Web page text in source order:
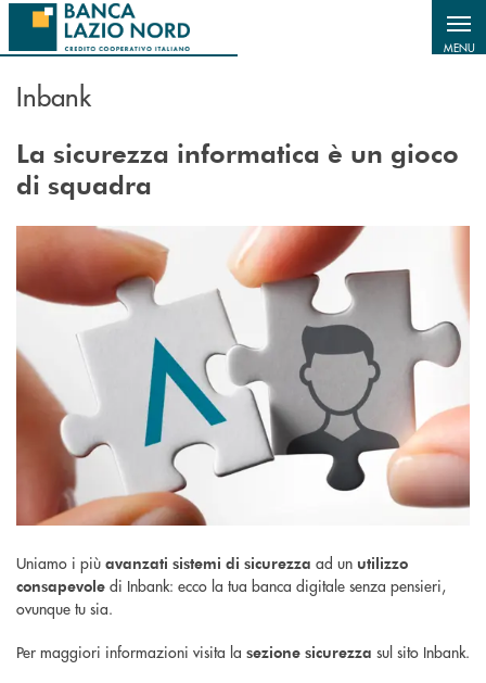
Salta al contenuto principale
MENU
Inbank
La sicurezza informatica è un gioco
di squadra
Uniamo i più avanzati sistemi di sicurezza ad un utilizzo
consapevole di Inbank: ecco la tua banca digitale senza pensieri,
ovunque tu sia.
Per maggiori informazioni visita la sezione sicurezza sul sito Inbank.